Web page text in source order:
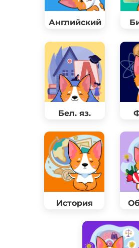
Английский
Бел. яз.
История